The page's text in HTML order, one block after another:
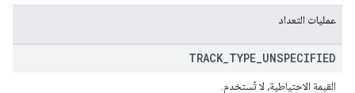
عمليات التعداد
TRACK TYPE UNSPECIFIED
القيمة الاحتياطية، لا تُستخدم.